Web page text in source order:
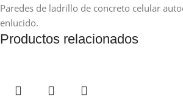
Paredes de ladrillo de concreto celular
enlucido.
Productos relacionados